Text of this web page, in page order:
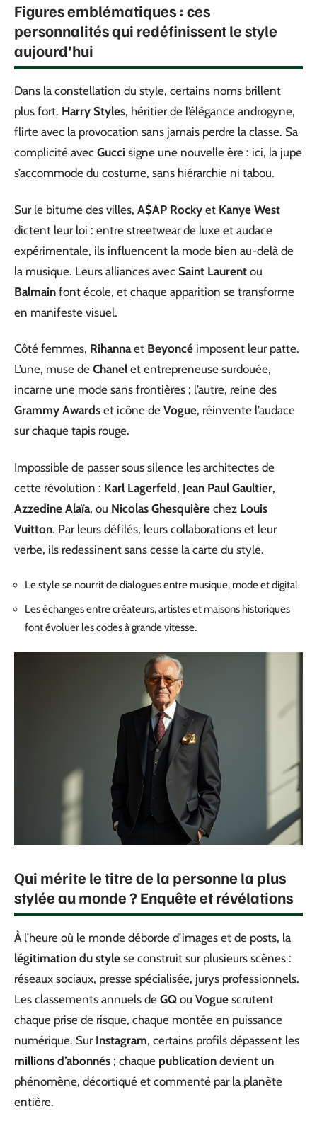
Figures emblématiques : ces
personnalités qui redéfinissent le style
aujourd’hui
Dans la constellation du style, certains noms brillent
plus fort. Harry Styles, héritier de l’élégance androgyne,
flirte avec la provocation sans jamais perdre la classe. Sa
complicité avec Gucci signe une nouvelle ère : ici, la jupe
s’accommode du costume, sans hiérarchie ni tabou.
Sur le bitume des villes, A$AP Rocky et Kanye West
dictent leur loi : entre streetwear de luxe et audace
expérimentale, ils influencent la mode bien au-delà de
la musique. Leurs alliances avec Saint Laurent ou
Balmain font école, et chaque apparition se transforme
en manifeste visuel.
Côté femmes, Rihannaet Beyoncé imposent leur patte.
L’une, muse de Chanel et entrepreneuse surdouée,
incarne une mode sans frontières ; l’autre, reine des
Grammy Awards et icône de Vogue, réinvente l’audace
sur chaque tapis rouge.
Impossible de passer sous silence les architectes de
cette révolution : Karl Lagerfeld, Jean Paul Gaultier,
Azzedine Alaïa, ou Nicolas Ghesquière chez Louis
Vuitton. Par leurs défilés, leurs collaborations et leur
verbe, ils redessinent sans cesse la carte du style.
Le style se nourrit de dialogues entre musique, mode et digital.
Les échanges entre créateurs, artistes et maisons historiques
font évoluer les codes à grande vitesse.
Qui mérite le titre de la personne la plus
stylée au monde ? Enquête et révélations
À l’heure où le monde déborde d’images et de posts, la
légitimation du style se construit sur plusieurs scènes :
réseaux sociaux, presse spécialisée, jurys professionnels.
Les classements annuels de GQ ou Vogue scrutent
chaque prise de risque, chaque montée en puissance
numérique. Sur Instagram, certains profils dépassent les
millions d’abonnés ; chaque publication devient un
phénomène, décortiqué et commenté par la planète
entière.